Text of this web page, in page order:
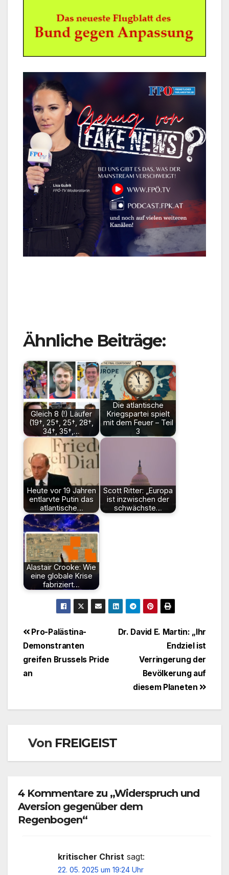
Ähnliche Beiträge:
Gleich 8 (!) Läufer
(19†, 25†, 25†, 28†,
34†, 35†,…
Die atlantische
Kriegspartei spielt
mit dem Feuer – Teil
3
Heute vor 19 Jahren
entlarvte Putin das
atlantische…
Scott Ritter: „Europa
ist inzwischen der
schwächste…
Alastair Crooke: Wie
eine globale Krise
fabriziert…
Beitragsnavigation
Dr. David E. Martin: „Ihr
Endziel ist
Verringerung der
Bevölkerung auf
diesem Planeten
Pro-Palästina-
Demonstranten
greifen Brussels Pride
an
Von FREIGEIST
4 Kommentare zu „Widerspruch und
Aversion gegenüber dem
Regenbogen“
kritischer Christ sagt:
22. 05. 2025 um 19:24 Uhr